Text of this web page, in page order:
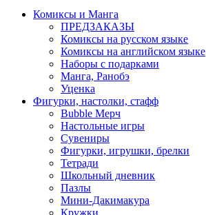
Комиксы и Манга
ПРЕДЗАКАЗЫ
Комиксы на русском языке
Комиксы на английском языке
Наборы с подарками
Манга, Ранобэ
Уценка
Фигурки, настолки, стафф
Bubble Мерч
Настольные игры
Сувениры
Фигурки, игрушки, брелки
Тетради
Школьный дневник
Пазлы
Мини-Дакимакура
Кружки